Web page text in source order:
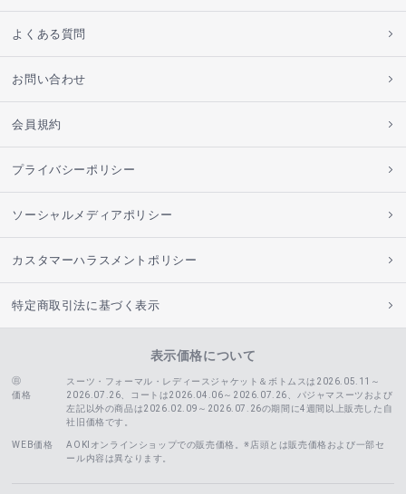
よくある質問
お問い合わせ
会員規約
プライバシーポリシー
ソーシャルメディアポリシー
カスタマーハラスメントポリシー
特定商取引法に基づく表示
表示価格について
価格
スーツ・フォーマル・レディースジャケット＆ボトムスは2026.05.11～
2026.07.26、コートは2026.04.06～2026.07.26、
パジャマスーツおよび
左記以外の商品は2026.02.09～2026.07.26の期間に4週間以上販売した自
社旧価格です。
WEB価格
AOKIオンラインショップでの販売価格。※店頭とは販売価格および一部セ
ール内容は異なります。